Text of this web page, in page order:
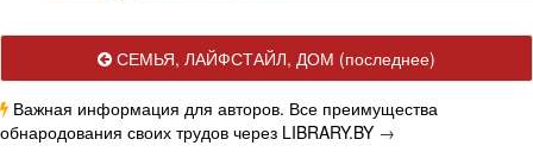
СЕМЬЯ, ЛАЙФСТАЙЛ, ДОМ (последнее)
Важная информация для авторов. Все преимущества
обнародования своих трудов через LIBRARY.BY →